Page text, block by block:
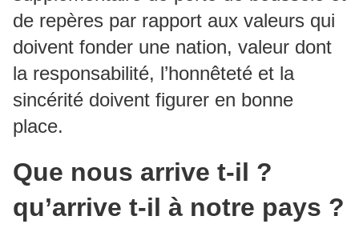
de repères par rapport aux valeurs qui
doivent fonder une nation, valeur dont
la responsabilité, l’honnêteté et la
sincérité doivent figurer en bonne
place.
Que nous arrive t-il ?
qu’arrive t-il à notre pays ?